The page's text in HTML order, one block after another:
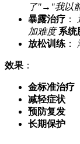
了"→"我以
暴露治疗 ：
加难度 系统
放松训练 ：
效果 ：
金标准治疗
减轻症状
预防复发
长期保护